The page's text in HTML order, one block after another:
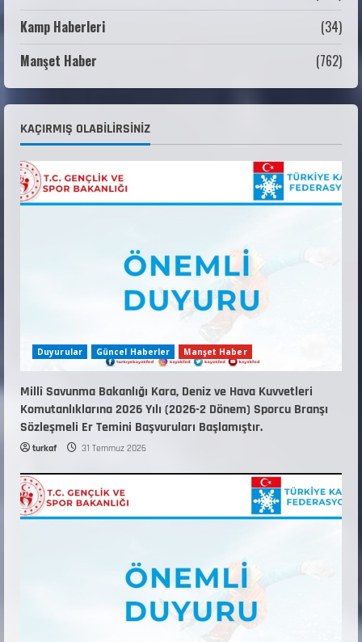
3
ANALİG TEKERLEKLİ KAYAK TÜRKİYE
ŞAMPİYONASI GÖREVLİ LİSTESİ
Belirlendi
KAYAKLI KOŞU VE BİATHLON 3.KADEME
Kamp Haberleri
(34)
Manşet Haber
(762)
KAÇIRMIŞ OLABILIRSINIZ
Duyurular Güncel Haberler Manşet Haber
Millî Savunma Bakanlığı Kara, Deniz ve Hava Kuvvetleri
Komutanlıklarına 2026 Yılı (2026-2 Dönem) Sporcu Branşı
Sözleşmeli Er Temini Başvuruları Başlamıştır.
turkaf 31 Temmuz 2026